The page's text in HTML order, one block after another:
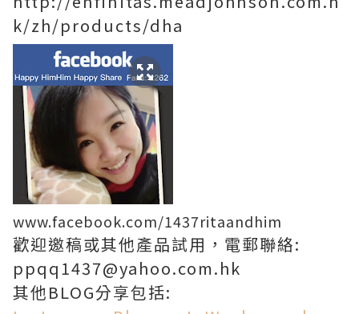
k/zh/products/dha
www.facebook.com/1437ritaandhim
歡迎邀稿或其他產品試用，電郵聯絡:
ppqq1437@yahoo.com.hk
其他BLOG分享包括: